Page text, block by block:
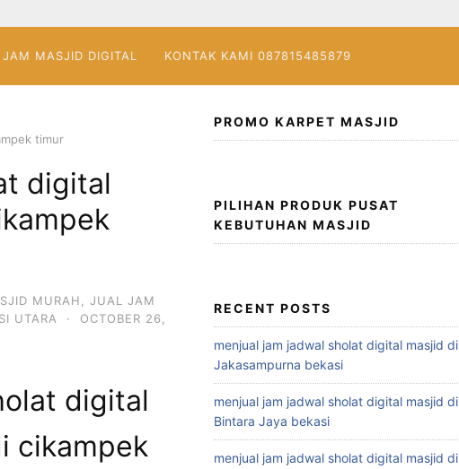
JAM MASJID DIGITAL KONTAK KAMI 087815485879
timur
digital
MURAH
JUAL JAM
UTARA
·
OCTOBER 26,
digital
cikampek
PROMO KARPET MASJID
PILIHAN PRODUK PUSAT
KEBUTUHAN MASJID
RECENT POSTS
menjual jam jadwal sholat digital masjid di
Jakasampurna bekasi
menjual jam jadwal sholat digital masjid di
Bintara Jaya bekasi
menjual jam jadwal sholat digital masjid di